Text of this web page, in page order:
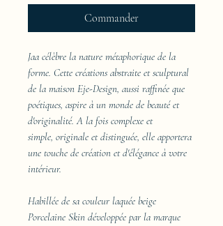
Commander
Jaa célèbre la nature métaphorique de la
forme. Cette créations abstraite et sculptural
de la maison Eje-Design, aussi raffinée que
poétiques, aspire à un monde de beauté et
d'originalité. A la fois complexe et
simple, originale et distinguée, elle apportera
une touche de création et d'élégance à votre
intérieur.
Habillée de sa couleur laquée beige
Porcelaine Skin développée par la marque